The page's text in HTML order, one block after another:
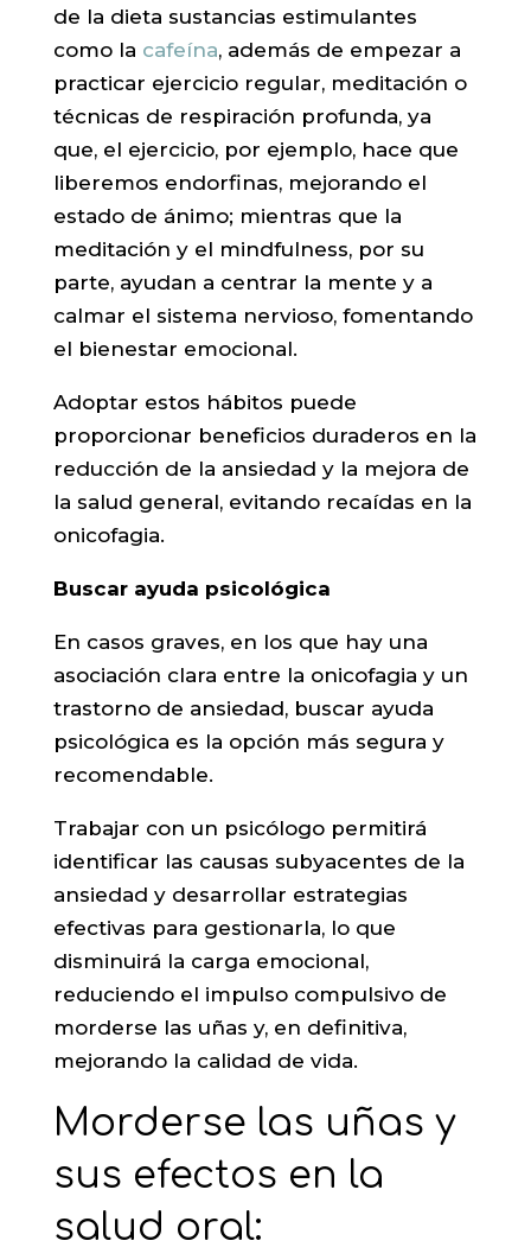
de la dieta sustancias estimulantes
como la cafeína, además de empezar a
practicar ejercicio regular, meditación o
técnicas de respiración profunda, ya
que, el ejercicio, por ejemplo, hace que
liberemos endorfinas, mejorando el
estado de ánimo; mientras que la
meditación y el mindfulness, por su
parte, ayudan a centrar la mente y a
calmar el sistema nervioso, fomentando
el bienestar emocional.
Adoptar estos hábitos puede
proporcionar beneficios duraderos en la
reducción de la ansiedad y la mejora de
la salud general, evitando recaídas en la
onicofagia.
Buscar ayuda psicológica
En casos graves, en los que hay una
asociación clara entre la onicofagia y un
trastorno de ansiedad, buscar ayuda
psicológica es la opción más segura y
recomendable.
Trabajar con un psicólogo permitirá
identificar las causas subyacentes de la
ansiedad y desarrollar estrategias
efectivas para gestionarla, lo que
disminuirá la carga emocional,
reduciendo el impulso compulsivo de
morderse las uñas y, en definitiva,
mejorando la calidad de vida.
Morderse las uñas y
sus efectos en la
salud oral: